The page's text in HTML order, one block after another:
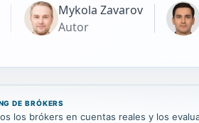
Mykola Zavarov
Autor
DE BRÓKERS
los brókers en cuentas reales y los